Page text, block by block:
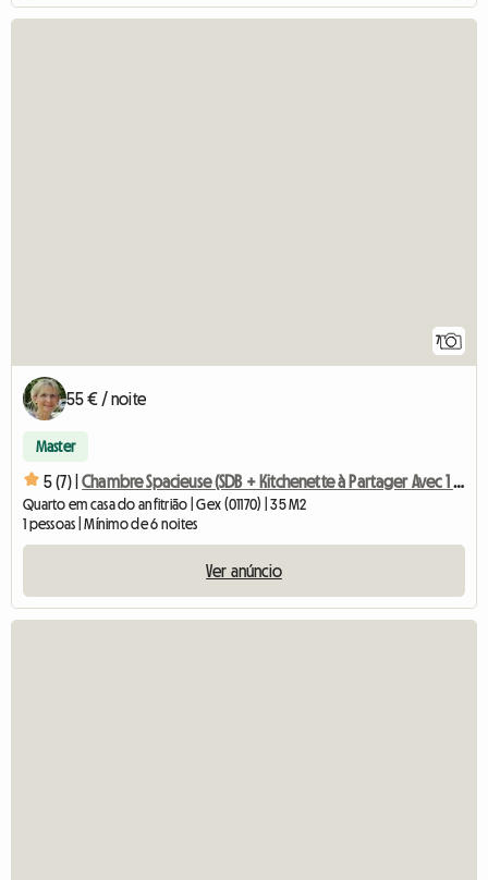
7
55 € / noite
Master
5 (7) | Chambre Spacieuse (SDB + Kitchenette à Partager Avec 1 Pers)
Quarto em casa do anfitrião | Gex (01170) | 35 M2
1 pessoas | Mínimo de 6 noites
Ver anúncio